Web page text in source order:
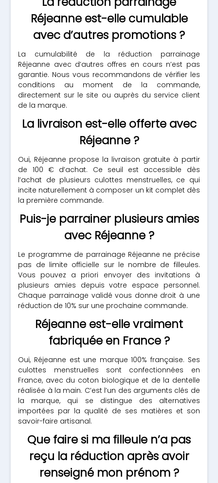
Réjeanne est-elle cumulable
avec d’autres promotions ?
La cumulabilité de la réduction parrainage
Réjeanne avec d’autres offres en cours n’est pas
garantie. Nous vous recommandons de vérifier les
conditions au moment de la commande,
directement sur le site ou auprès du service client
de la marque.
La livraison est-elle offerte avec
Réjeanne ?
Oui, Réjeanne propose la livraison gratuite à partir
de 100 € d’achat. Ce seuil est accessible dès
l’achat de plusieurs culottes menstruelles, ce qui
incite naturellement à composer un kit complet dès
la première commande.
Puis-je parrainer plusieurs amies
avec Réjeanne ?
Le programme de parrainage Réjeanne ne précise
pas de limite officielle sur le nombre de filleules.
Vous pouvez a priori envoyer des invitations à
plusieurs amies depuis votre espace personnel.
Chaque parrainage validé vous donne droit à une
réduction de 10% sur une prochaine commande.
Réjeanne est-elle vraiment
fabriquée en France ?
Oui, Réjeanne est une marque 100% française. Ses
culottes menstruelles sont confectionnées en
France, avec du coton biologique et de la dentelle
réalisée à la main. C’est l’un des arguments clés de
la marque, qui se distingue des alternatives
importées par la qualité de ses matières et son
savoir-faire artisanal.
Que faire si ma filleule n’a pas
reçu la réduction après avoir
renseigné mon prénom ?